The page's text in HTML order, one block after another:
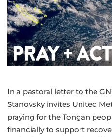
In a pastoral letter to the
Stanovsky invites United
praying for the Tongan
financially to support